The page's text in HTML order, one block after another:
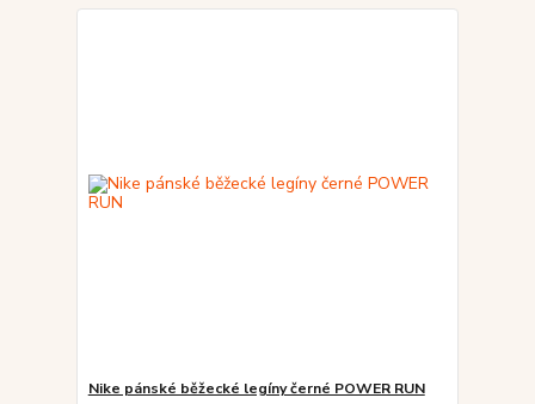
Nike pánské běžecké legíny černé POWER RUN